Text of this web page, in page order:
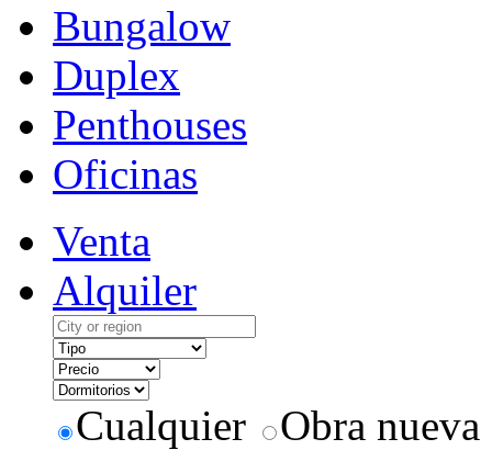
Bungalow
Duplex
Penthouses
Oficinas
Venta
Alquiler
Cualquier
Obra nueva